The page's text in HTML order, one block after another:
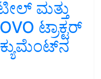
ಮತ್ತು
ಟ್ರಾಕ್ಟರ್